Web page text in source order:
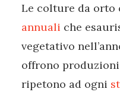
Le colture da orto
annuali che
vegetativo
offrono
ripetono ad ogni